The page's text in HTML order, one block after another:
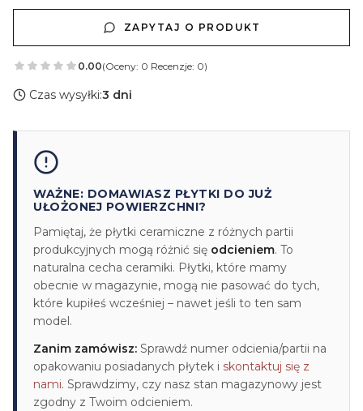
ZAPYTAJ O PRODUKT
0.00(Oceny: 0 Recenzje: 0)
Czas wysyłki:3 dni
WAŻNE: DOMAWIASZ PŁYTKI DO JUŻ
UŁOŻONEJ POWIERZCHNI?
Pamiętaj, że płytki ceramiczne z różnych partii
produkcyjnych mogą różnić się odcieniem. To
naturalna cecha ceramiki. Płytki, które mamy
obecnie w magazynie, mogą nie pasować do tych,
które kupiłeś wcześniej – nawet jeśli to ten sam
model.
Zanim zamówisz: Sprawdź numer odcienia/partii na
opakowaniu posiadanych płytek i skontaktuj się z
nami. Sprawdzimy, czy nasz stan magazynowy jest
zgodny z Twoim odcieniem.